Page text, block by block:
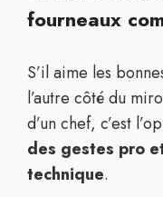
fourneaux
S’il aime les
l’autre côté du
d’un chef, c’est
des gestes pro
technique.